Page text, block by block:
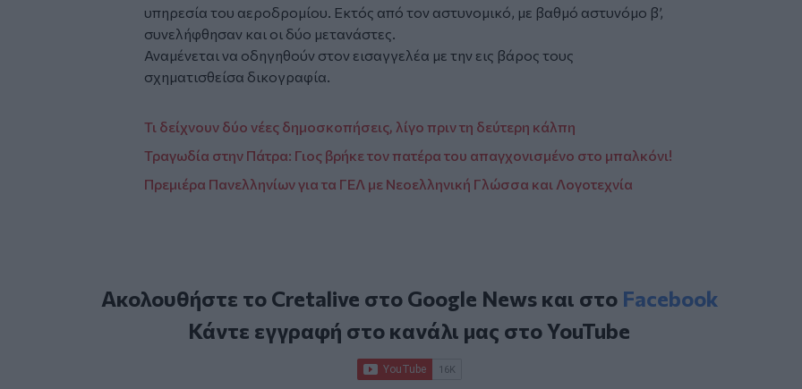
υπηρεσία του αεροδρομίου. Εκτός από τον αστυνομικό, με βαθμό αστυνόμο β’,
συνελήφθησαν και οι δύο μετανάστες.
Αναμένεται να οδηγηθούν στον εισαγγελέα με την εις βάρος τους
σχηματισθείσα δικογραφία.
Τι δείχνουν δύο νέες δημοσκοπήσεις, λίγο πριν τη δεύτερη κάλπη
Τραγωδία στην Πάτρα: Γιος βρήκε τον πατέρα του απαγχονισμένο στο μπαλκόνι!
Πρεμιέρα Πανελληνίων για τα ΓΕΛ με Νεοελληνική Γλώσσα και Λογοτεχνία
Ακολουθήστε το Cretalive στο Google Newsκαι στο Facebook
Κάντε εγγραφή στο κανάλι μας στοYouTube